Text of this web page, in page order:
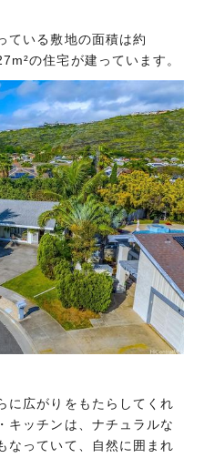
ている敷地の面積は約
の住宅が建っています。
に広がりをもたらしてくれ
キッチンは、ナチュラルな
なっていて、自然に囲まれ